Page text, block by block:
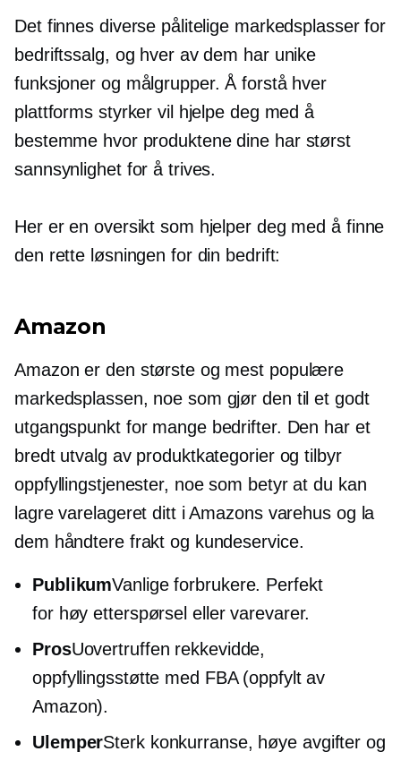
Det finnes diverse pålitelige markedsplasser for
bedriftssalg, og hver av dem har unike
funksjoner og målgrupper. Å forstå hver
plattforms styrker vil hjelpe deg med å
bestemme hvor produktene dine har størst
sannsynlighet for å trives.
Her er en oversikt som hjelper deg med å finne
den rette løsningen for din bedrift:
Amazon
Amazon er den største og mest populære
markedsplassen, noe som gjør den til et godt
utgangspunkt for mange bedrifter. Den har et
bredt utvalg av produktkategorier og tilbyr
oppfyllingstjenester, noe som betyr at du kan
lagre varelageret ditt i Amazons varehus og la
dem håndtere frakt og kundeservice.
PublikumVanlige forbrukere. Perfekt
for høy etterspørsel eller varevarer.
ProsUovertruffen rekkevidde,
oppfyllingsstøtte med FBA (oppfylt av
Amazon).
UlemperSterk konkurranse, høye avgifter og